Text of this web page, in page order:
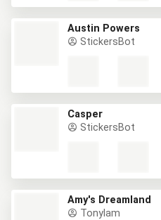
Austin Powers
StickersBot
Casper
StickersBot
Amy's Dreamland
Tonylam